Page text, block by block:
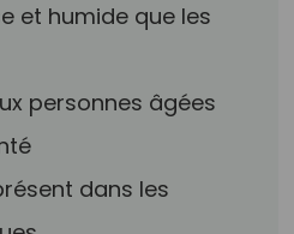
et humide que les
personnes âgées
dans les